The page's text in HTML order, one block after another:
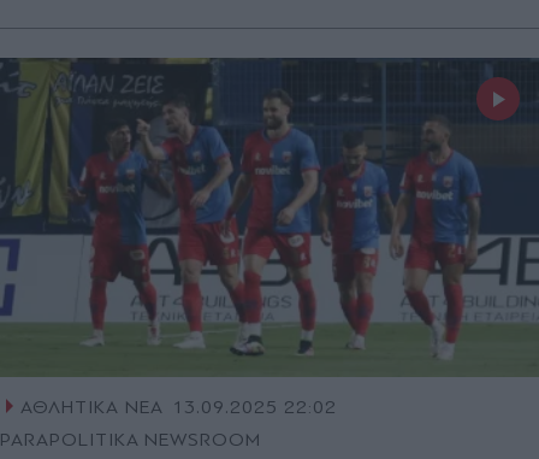
ΑΘΛΗΤΙΚΑ ΝΕΑ 13.09.2025 22:02
PARAPOLITIKA NEWSROOM